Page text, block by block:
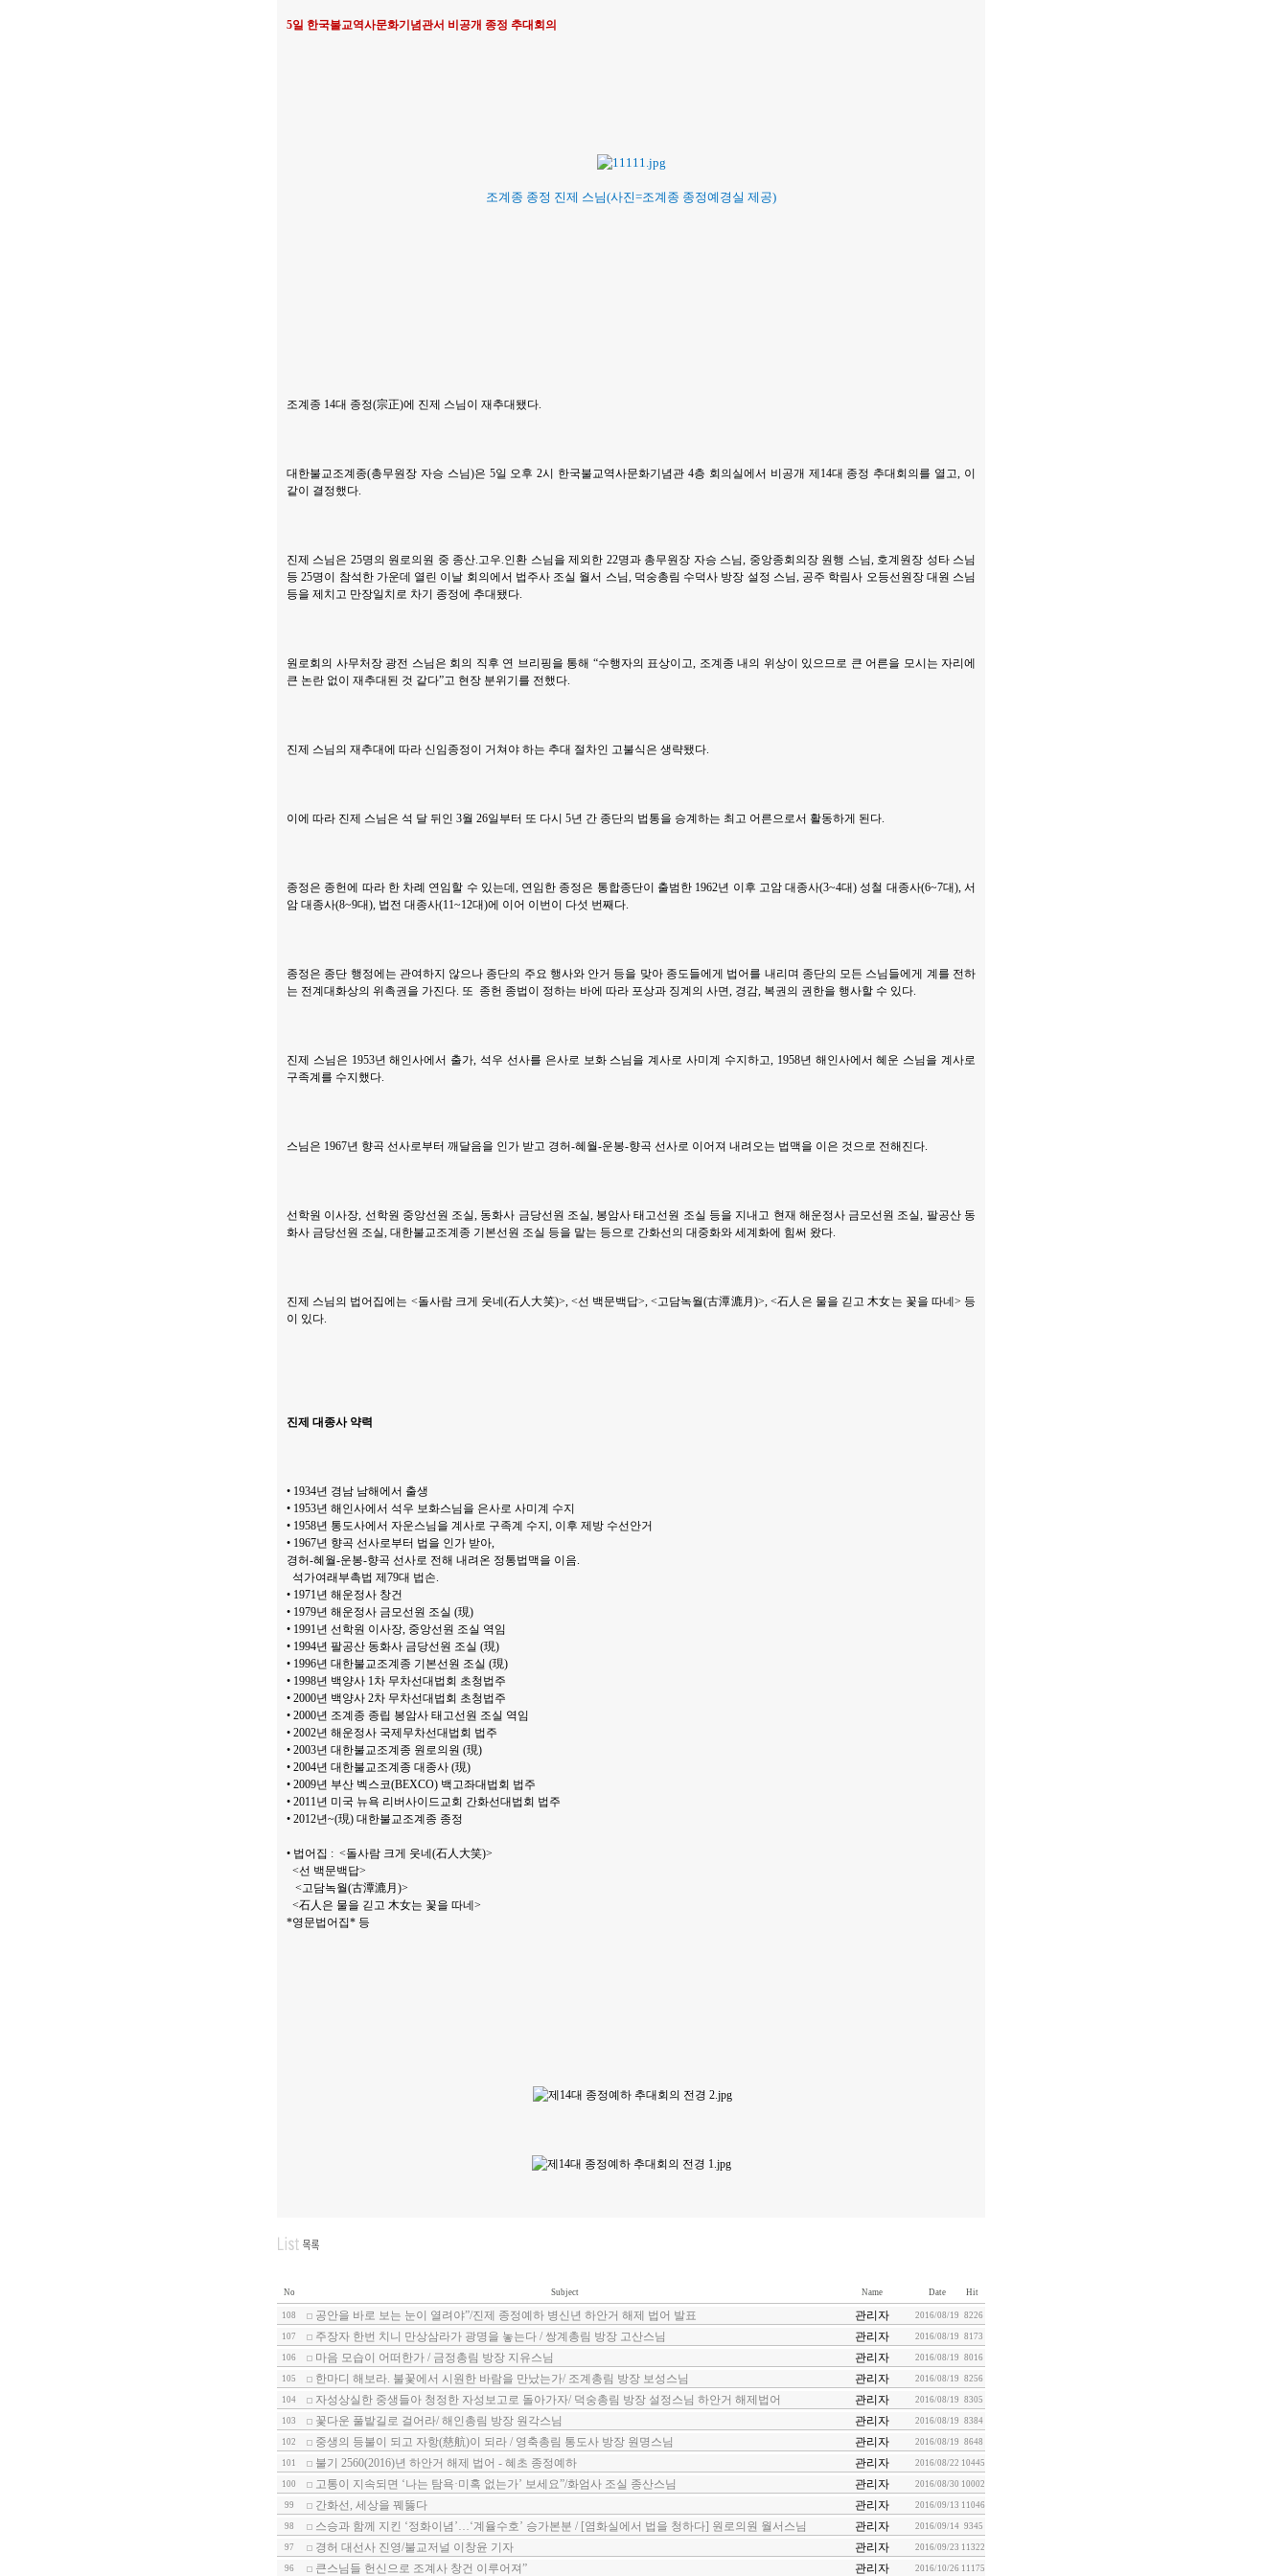
5일 한국불교역사문화기념관서 비공개 종정 추대회의
조계종 종정 진제 스님(사진=조계종 종정예경실 제공)
조계종 14대 종정(宗正)에 진제 스님이 재추대됐다.
대한불교조계종(총무원장 자승 스님)은 5일 오후 2시 한국불교역사문화기념관 4층 회의실에서 비공개 제14대 종정 추대회의를 열고, 이
같이 결정했다.
진제 스님은 25명의 원로의원 중 종산.고우.인환 스님을 제외한 22명과 총무원장 자승 스님, 중앙종회의장 원행 스님, 호계원장 성타 스님
등 25명이 참석한 가운데 열린 이날 회의에서 법주사 조실 월서 스님, 덕숭총림 수덕사 방장 설정 스님, 공주 학림사 오등선원장 대원 스님
등을 제치고 만장일치로 차기 종정에 추대됐다.
원로회의 사무처장 광전 스님은 회의 직후 연 브리핑을 통해 “수행자의 표상이고, 조계종 내의 위상이 있으므로 큰 어른을 모시는 자리에
큰 논란 없이 재추대된 것 같다”고 현장 분위기를 전했다.
진제 스님의 재추대에 따라 신임종정이 거쳐야 하는 추대 절차인 고불식은 생략됐다.
이에 따라 진제 스님은 석 달 뒤인 3월 26일부터 또 다시 5년 간 종단의 법통을 승계하는 최고 어른으로서 활동하게 된다.
종정은 종헌에 따라 한 차례 연임할 수 있는데, 연임한 종정은 통합종단이 출범한 1962년 이후 고암 대종사(3~4대) 성철 대종사(6~7대), 서
암 대종사(8~9대), 법전 대종사(11~12대)에 이어 이번이 다섯 번째다.
종정은 종단 행정에는 관여하지 않으나 종단의 주요 행사와 안거 등을 맞아 종도들에게 법어를 내리며 종단의 모든 스님들에게 계를 전하
는 전계대화상의 위촉권을 가진다. 또 종헌 종법이 정하는 바에 따라 포상과 징계의 사면, 경감, 복권의 권한을 행사할 수 있다.
진제 스님은 1953년 해인사에서 출가, 석우 선사를 은사로 보화 스님을 계사로 사미계 수지하고, 1958년 해인사에서 혜운 스님을 계사로
구족계를 수지했다.
스님은 1967년 향곡 선사로부터 깨달음을 인가 받고 경허-혜월-운봉-향곡 선사로 이어져 내려오는 법맥을 이은 것으로 전해진다.
선학원 이사장, 선학원 중앙선원 조실, 동화사 금당선원 조실, 봉암사 태고선원 조실 등을 지내고 현재 해운정사 금모선원 조실, 팔공산 동
화사 금당선원 조실, 대한불교조계종 기본선원 조실 등을 맡는 등으로 간화선의 대중화와 세계화에 힘써 왔다.
진제 스님의 법어집에는 <돌사람 크게 웃네(石人大笑)>, <선 백문백답>, <고담녹월(古潭漉月)>, <石人은 물을 긷고 木女는 꽃을 따네> 등
이 있다.
진제 대종사 약력
• 1934년 경남 남해에서 출생
• 1953년 해인사에서 석우 보화스님을 은사로 사미계 수지
• 1958년 통도사에서 자운스님을 계사로 구족계 수지, 이후 제방 수선안거
• 1967년 향곡 선사로부터 법을 인가 받아,
경허-혜월-운봉-향곡 선사로 전해 내려온 정통법맥을 이음.
석가여래부촉법 제79대 법손.
• 1971년 해운정사 창건
• 1979년 해운정사 금모선원 조실 (現)
• 1991년 선학원 이사장, 중앙선원 조실 역임
• 1994년 팔공산 동화사 금당선원 조실 (現)
• 1996년 대한불교조계종 기본선원 조실 (現)
• 1998년 백양사 1차 무차선대법회 초청법주
• 2000년 백양사 2차 무차선대법회 초청법주
• 2000년 조계종 종립 봉암사 태고선원 조실 역임
• 2002년 해운정사 국제무차선대법회 법주
• 2003년 대한불교조계종 원로의원 (現)
• 2004년 대한불교조계종 대종사 (現)
• 2009년 부산 벡스코(BEXCO) 백고좌대법회 법주
• 2011년 미국 뉴욕 리버사이드교회 간화선대법회 법주
• 2012년~(現) 대한불교조계종 종정
• 법어집 : <돌사람 크게 웃네(石人大笑)>
<선 백문백답>
<고담녹월(古潭漉月)>
<石人은 물을 긷고 木女는 꽃을 따네>
*영문법어집* 등
No Subject Name Date Hit
108 공안을 바로 보는 눈이 열려야”/진제 종정예하 병신년 하안거 해제 법어 발표 관리자 2016/08/19 8226
107 주장자 한번 치니 만상삼라가 광명을 놓는다 / 쌍계총림 방장 고산스님 관리자 2016/08/19 8173
106 마음 모습이 어떠한가 / 금정총림 방장 지유스님 관리자 2016/08/19 8016
105 한마디 해보라. 불꽃에서 시원한 바람을 만났는가/ 조계총림 방장 보성스님 관리자 2016/08/19 8256
104 자성상실한 중생들아 청정한 자성보고로 돌아가자/ 덕숭총림 방장 설정스님 하안거 해제법어 관리자 2016/08/19 8305
103 꽃다운 풀밭길로 걸어라/ 해인총림 방장 원각스님 관리자 2016/08/19 8384
102 중생의 등불이 되고 자항(慈航)이 되라 / 영축총림 통도사 방장 원명스님 관리자 2016/08/19 8648
101 불기 2560(2016)년 하안거 해제 법어 - 혜초 종정예하 관리자 2016/08/22 10445
100 고통이 지속되면 ‘나는 탐욕·미혹 없는가’ 보세요”/화엄사 조실 종산스님 관리자 2016/08/30 10002
99 간화선, 세상을 꿰뚫다 관리자 2016/09/13 11046
98 스승과 함께 지킨 ‘정화이념’…‘계율수호’ 승가본분 / [염화실에서 법을 청하다] 원로의원 월서스님 관리자 2016/09/14 9345
97 경허 대선사 진영/불교저널 이창윤 기자 관리자 2016/09/23 11322
96 큰스님들 헌신으로 조계사 창건 이루어져” 관리자 2016/10/26 11175